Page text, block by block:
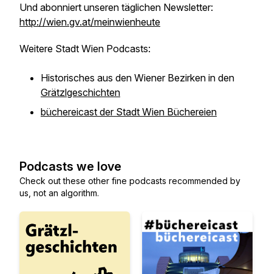
Und abonniert unseren täglichen Newsletter:
http://wien.gv.at/meinwienheute
Weitere Stadt Wien Podcasts:
Historisches aus den Wiener Bezirken in den
Grätzlgeschichten
büchereicast der Stadt Wien Büchereien
Podcasts we love
Check out these other fine podcasts recommended by
us, not an algorithm.